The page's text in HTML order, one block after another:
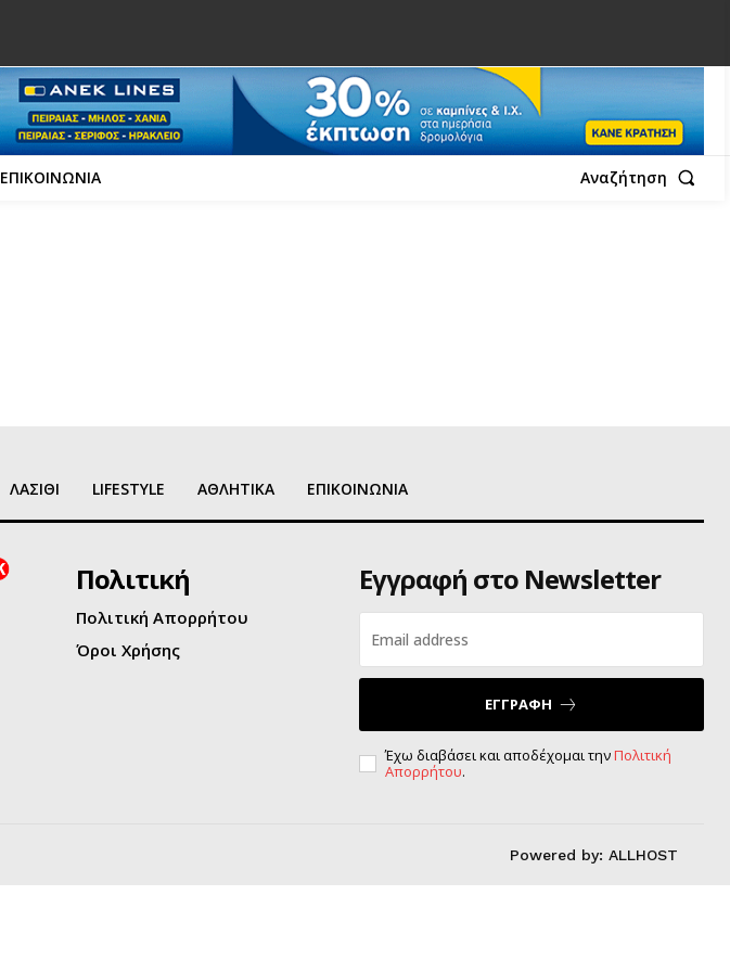
ΕΠΙΚΟΙΝΩΝΙΑ Αναζήτηση
ΛΑΣΙΘΙ LIFESTYLE ΑΘΛΗΤΙΚΑ ΕΠΙΚΟΙΝΩΝΙΑ
Πολιτική
Πολιτική Απορρήτου
Όροι Χρήσης
Εγγραφή στο Newsletter
ΕΓΓΡΑΦΗ
Έχω διαβάσει και αποδέχομαι τηνΠολιτική
Απορρήτου.
Powered by: ALLHOST